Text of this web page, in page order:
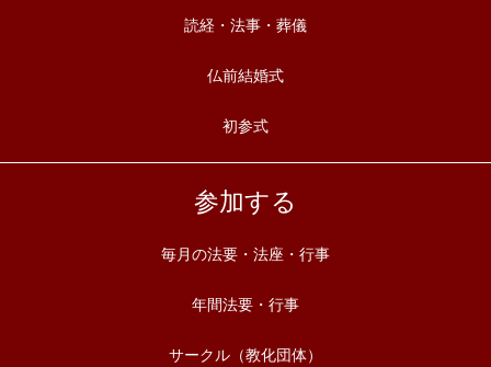
読経・法事・葬儀
仏前結婚式
初参式
参加する
毎月の法要・法座・行事
年間法要・行事
サークル（教化団体）